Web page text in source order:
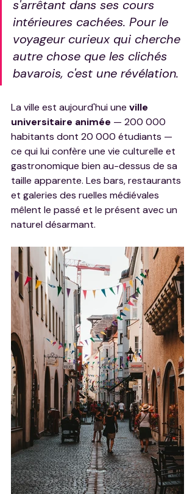
s'arrêtant dans ses cours
intérieures cachées. Pour le
voyageur curieux qui cherche
autre chose que les clichés
bavarois, c'est une révélation.
La ville est aujourd'hui une ville
universitaire animée — 200 000
habitants dont 20 000 étudiants —
ce qui lui confère une vie culturelle et
gastronomique bien au-dessus de sa
taille apparente. Les bars, restaurants
et galeries des ruelles médiévales
mêlent le passé et le présent avec un
naturel désarmant.